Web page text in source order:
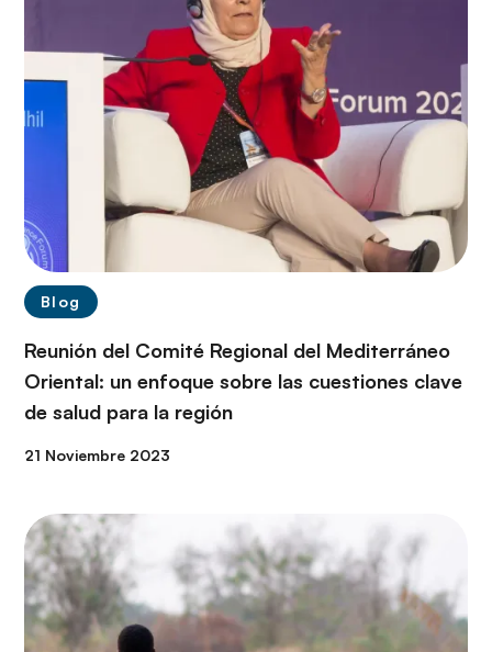
Blog
Reunión del Comité Regional del Mediterráneo
Oriental: un enfoque sobre las cuestiones clave
de salud para la región
21 Noviembre 2023